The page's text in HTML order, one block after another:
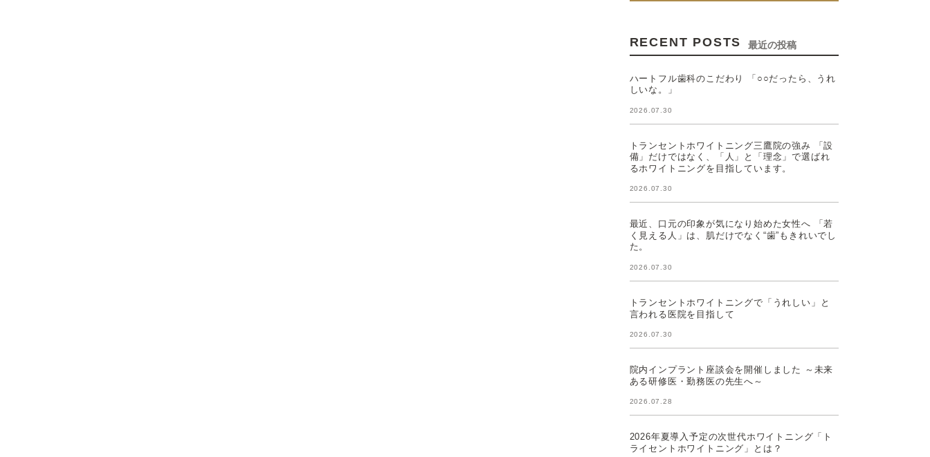
RECENT POSTS 最近の投稿
ハートフル歯科のこだわり 「○○だったら、うれ
しいな。」
2026.07.30
トランセントホワイトニング三鷹院の強み 「設
備」だけではなく、「人」と「理念」で選ばれ
るホワイトニングを目指しています。
2026.07.30
最近、口元の印象が気になり始めた女性へ 「若
く見える人」は、肌だけでなく“歯”もきれいでし
た。
2026.07.30
トランセントホワイトニングで「うれしい」と
言われる医院を目指して
2026.07.30
院内インプラント座談会を開催しました ～未来
ある研修医・勤務医の先生へ～
2026.07.28
2026年夏導入予定の次世代ホワイトニング「ト
ライセントホワイトニング」とは？